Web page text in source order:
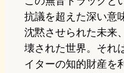
抗議を超えた深い意
沈黙させられた未来
壊された世界。それ
イターの知的財産を